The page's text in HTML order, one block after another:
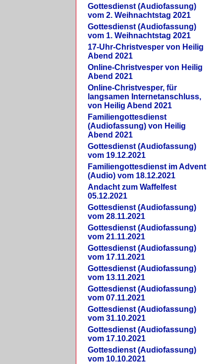
Gottesdienst (Audiofassung)
vom 2. Weihnachtstag 2021
Gottesdienst (Audiofassung)
vom 1. Weihnachtstag 2021
17-Uhr-Christvesper von Heilig
Abend 2021
Online-Christvesper von Heilig
Abend 2021
Online-Christvesper, für
langsamen Internetanschluss,
von Heilig Abend 2021
Familiengottesdienst
(Audiofassung) von Heilig
Abend 2021
Gottesdienst (Audiofassung)
vom 19.12.2021
Familiengottesdienst im Advent
(Audio) vom 18.12.2021
Andacht zum Waffelfest
05.12.2021
Gottesdienst (Audiofassung)
vom 28.11.2021
Gottesdienst (Audiofassung)
vom 21.11.2021
Gottesdienst (Audiofassung)
vom 17.11.2021
Gottesdienst (Audiofassung)
vom 13.11.2021
Gottesdienst (Audiofassung)
vom 07.11.2021
Gottesdienst (Audiofassung)
vom 31.10.2021
Gottesdienst (Audiofassung)
vom 17.10.2021
Gottesdienst (Audiofassung)
vom 10.10.2021